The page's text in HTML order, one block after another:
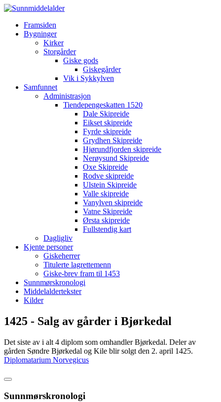
Framsiden
Bygninger
Kirker
Storgårder
Giske gods
Giskegårder
Vik i Sykkylven
Samfunnet
Administrasjon
Tiendepengeskatten 1520
Dale Skipreide
Eikset skipreide
Fyrde skipreide
Grydhen Skipreide
Hjørundfjorden skipreide
Nerøysund Skipreide
Oxe Skipreide
Rodve skipreide
Ulstein Skipreide
Valle skipreide
Vanylven skipreide
Vatne Skipreide
Ørsta skipreide
Fullstendig kart
Dagligliv
Kjente personer
Giskeherrer
Titulerte lagrettemenn
Giske-brev fram til 1453
Sunnmørskronologi
Middelaldertekster
Kilder
1425 - Salg av gårder i Bjørkedal
Det siste av i alt 4 diplom som omhandler Bjørkedal. Deler av
gården Søndre Bjørkedal og Kile blir solgt den 2. april 1425.
Diplomatarium Norvegicus
Sunnmørskronologi